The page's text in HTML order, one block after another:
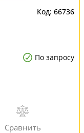
66736
По запросу